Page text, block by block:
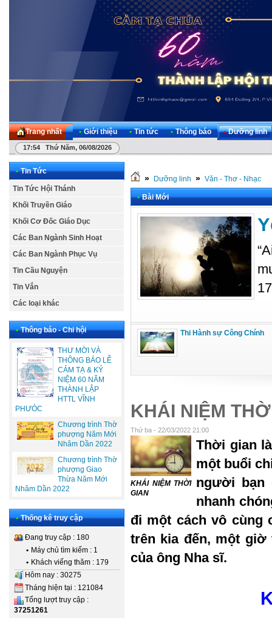
Trang nhất • Giới thiệu • Tin tức • Thông báo • Dưỡng linh
17:54 Thứ Năm, 06/08/2026
• Tin Tức
Tin Tức Hội Thánh
Khối Truyền Giáo
Khối Cơ Đốc Giáo Dục
Các Ban Ngành Sinh Hoạt
Các Ban Ngành Phục Vụ
Tin Cầu Nguyện
Tin Vắn
Các loại khác
• Thông báo - Chi hội
THƯ MỜI VÀ
THÔNG BÁO LỄ
CẢM TẠ & KỶ
NIỆM 60 NĂM
THÀNH LẬP
HTTL VĨNH
PHƯÓC
Chương trình Thờ
phượng Năm Mới
Nhâm Dần 2022
Chương trình Thờ
phượng Giao
Thừa Năm Mới
Nhâm Dần 2022
• Thống kê truy cập
Đang truy cập : 180
• Máy chủ tìm kiếm : 1
• Khách viếng thăm : 179
Hôm nay : 30275
Tháng hiện tại : 121084
Tổng lượt truy cập :
37251261
» Dưỡng linh » Văn - Thơ - Nhạc
• Bài Mới
Thi Hành sự Công Chính
KHÁI NIỆM
Thứ ba - 22/03/2022 21:00
KHÁI NIỆM THỜI
GIAN
Thời gian
một buổi
người bạn
nhanh
đi một cách vô cùng
trên kia đến, một
của ông Nha sĩ.